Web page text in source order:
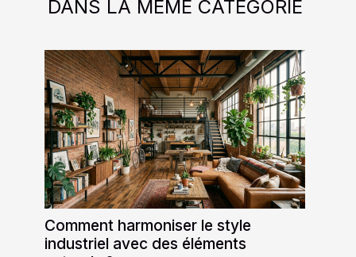
DANS LA MÊME CATÉGORIE
Comment harmoniser le style
industriel avec des éléments